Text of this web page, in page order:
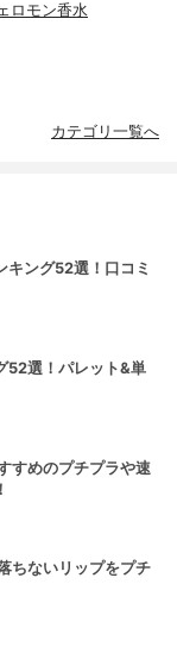
ロモン香水
カテゴリ一覧へ
キング52選！口コミ
52選！パレット&単
すめのプチプラや速
ちないリップをプチ